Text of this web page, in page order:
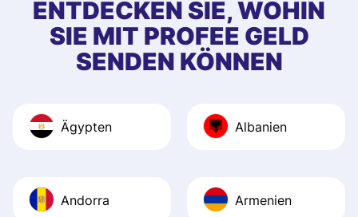
ENTDECKEN SIE, WOHIN
SIE MIT PROFEE GELD
SENDEN KÖNNEN
Ägypten Albanien
Andorra Armenien